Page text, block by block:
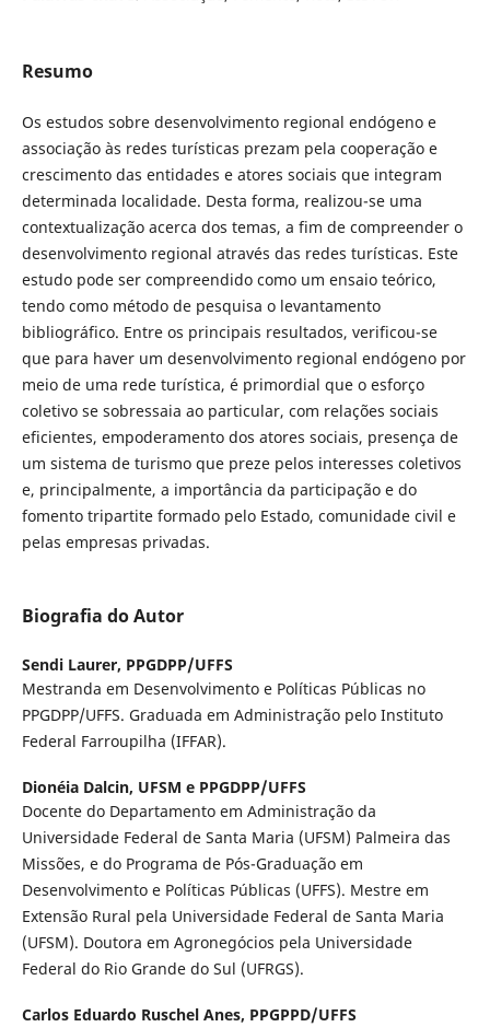
Resumo
Os estudos sobre desenvolvimento regional endógeno e
associação às redes turísticas prezam pela cooperação e
crescimento das entidades e atores sociais que integram
determinada localidade. Desta forma, realizou-se uma
contextualização acerca dos temas, a fim de compreender o
desenvolvimento regional através das redes turísticas. Este
estudo pode ser compreendido como um ensaio teórico,
tendo como método de pesquisa o levantamento
bibliográfico. Entre os principais resultados, verificou-se
que para haver um desenvolvimento regional endógeno por
meio de uma rede turística, é primordial que o esforço
coletivo se sobressaia ao particular, com relações sociais
eficientes, empoderamento dos atores sociais, presença de
um sistema de turismo que preze pelos interesses coletivos
e, principalmente, a importância da participação e do
fomento tripartite formado pelo Estado, comunidade civil e
pelas empresas privadas.
Biografia do Autor
Sendi Laurer, PPGDPP/UFFS
Mestranda em Desenvolvimento e Políticas Públicas no
PPGDPP/UFFS. Graduada em Administração pelo Instituto
Federal Farroupilha (IFFAR).
Dionéia Dalcin, UFSM e PPGDPP/UFFS
Docente do Departamento em Administração da
Universidade Federal de Santa Maria (UFSM) Palmeira das
Missões, e do Programa de Pós-Graduação em
Desenvolvimento e Políticas Públicas (UFFS). Mestre em
Extensão Rural pela Universidade Federal de Santa Maria
(UFSM). Doutora em Agronegócios pela Universidade
Federal do Rio Grande do Sul (UFRGS).
Carlos Eduardo Ruschel Anes, PPGPPD/UFFS